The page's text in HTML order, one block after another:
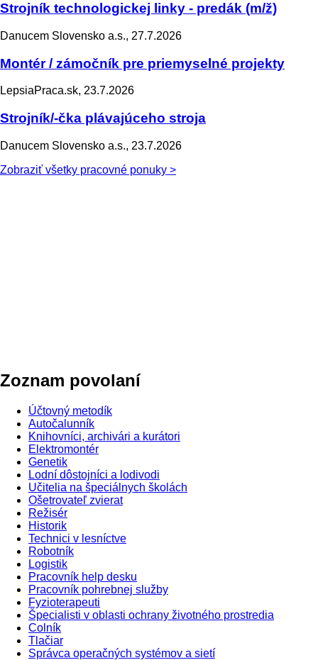
Strojník technologickej linky - predák (m/ž)
Danucem Slovensko a.s., 27.7.2026
Montér / zámočník pre priemyselné projekty
LepsiaPraca.sk, 23.7.2026
Strojník/-čka plávajúceho stroja
Danucem Slovensko a.s., 23.7.2026
Zobraziť všetky pracovné ponuky >
Zoznam povolaní
Účtovný metodík
Autočalunník
Knihovníci, archivári a kurátori
Elektromontér
Genetik
Lodní dôstojníci a lodivodi
Učitelia na špeciálnych školách
Ošetrovateľ zvierat
Režisér
Historik
Technici v lesníctve
Robotník
Logistik
Pracovník help desku
Pracovník pohrebnej služby
Fyzioterapeuti
Špecialisti v oblasti ochrany životného prostredia
Colník
Tlačiar
Správca operačných systémov a sietí